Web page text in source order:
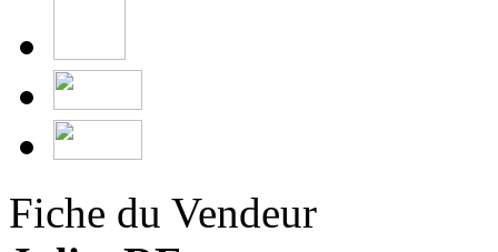
Fiche du Vendeur